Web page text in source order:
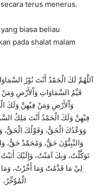
terus menerus.
biasa beliau
pada shalat malam
اَللَّهُمَّ لَكَ الْحَمْدُ أَنْتَ نُوْرُ
قَيِّمُ السَّمَاوَاتِ وَاْلأَرْضِ
وَاْلأَرْضِ وَمَنْ فِيْهِنَّ وَلَكَ
فِيْهِنَّ وَلَكَ الْحَمْدُ أَنْتَ مَلِكُ
وَوَعْدُكَ الْحَقُّ، وَقَوْلُكَ الْحَقُّ،
وَالنَّبِيُّوْنَ حَقُّ، وَمُحَمَّدٌ حَقُّ،
تَوَكَّلْتُ، وَبِكَ آمَنْتُ، وَإِلَيْكَ
لِيْ مَا قَدَّمْتُ وَمَا أَخَّرْتُ،
الْمُؤَخِّرُ،